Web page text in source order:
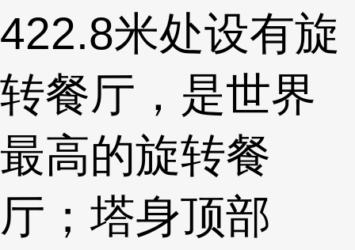
422.8米处设有旋
转餐厅，是世界
最高的旋转餐
厅；塔身顶部